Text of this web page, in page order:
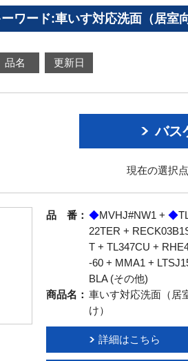
ワード:車いす対応洗面（居室
品名 更新日
バス
現在の選択
品 番： ◆MVHJ#NW1 + ◆
22TER +
T + TL347CU +
-60 + MMA1 +
BLA (その他)
商品名： 車いす対応洗面（居
け）
詳細はこちら